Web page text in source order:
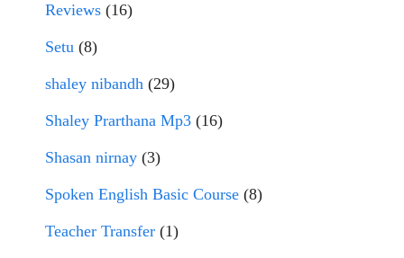
Reviews (16)
Setu (8)
shaley nibandh (29)
Shaley Prarthana Mp3 (16)
Shasan nirnay (3)
Spoken English Basic Course (8)
Teacher Transfer (1)